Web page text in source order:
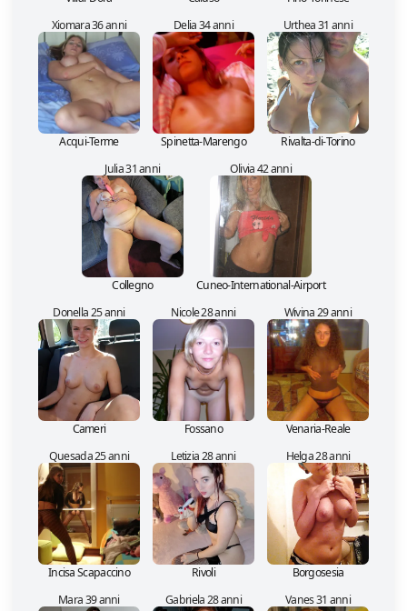
Xiomara 36 anni
Acqui-Terme
Delia 34 anni
Spinetta-Marengo
Urthea 31 anni
Rivalta-di-Torino
Julia 31 anni
Collegno
Olivia 42 anni
Cuneo-International-Airport
Donella 25 anni
Cameri
Nicole 28 anni
Fossano
Wivina 29 anni
Venaria-Reale
Quesada 25 anni
Incisa Scapaccino
Letizia 28 anni
Rivoli
Helga 28 anni
Borgosesia
Mara 39 anni
Gabriela 28 anni Vanes 31 anni